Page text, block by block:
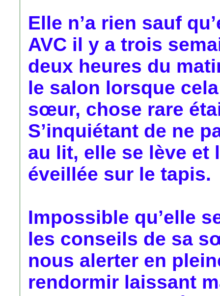
Elle n’a rien sauf
AVC il y a trois
deux heures du
le salon lorsque
sœur, chose rare
S’inquiétant de ne
au lit, elle se lève et
éveillée sur le tapis.
Impossible qu’elle
les conseils de sa
nous alerter en
rendormir laissant